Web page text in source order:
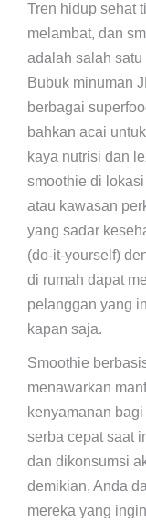
Tren hidup sehat
melambat, dan
adalah salah satu
Bubuk minuman
berbagai
bahkan acai
kaya nutrisi dan
smoothie di
atau kawasan
yang sadar
(do-it-yourself)
di rumah dapat
pelanggan yang
kapan saja.
Smoothie
menawarkan
kenyamanan
serba cepat saat
dan dikonsumsi
demikian, Anda
mereka yang